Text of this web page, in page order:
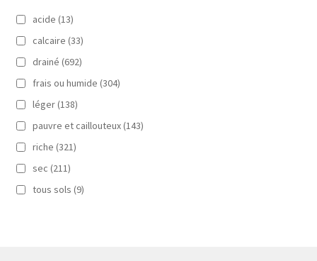
acide (13)
calcaire (33)
drainé (692)
frais ou humide (304)
léger (138)
pauvre et caillouteux (143)
riche (321)
sec (211)
tous sols (9)